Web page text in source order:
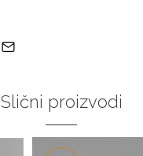
Slični proizvodi